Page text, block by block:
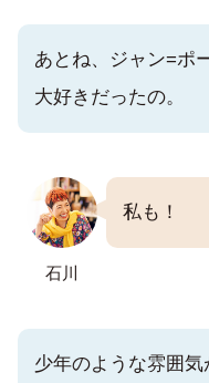
あとね、ジャン=ポ
大好きだったの。
石川
私も！
少年のような雰囲